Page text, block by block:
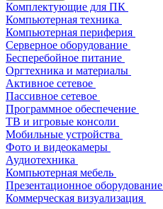
Комплектующие для ПК
Компьютерная техника
Компьютерная периферия
Серверное оборудование
Бесперебойное питание
Оргтехника и материалы
Активное сетевое
Пассивное сетевое
Программное обеспечение
ТВ и игровые консоли
Мобильные устройства
Фото и видеокамеры
Аудиотехника
Компьютерная мебель
Презентационное оборудование
Коммерческая визуализация